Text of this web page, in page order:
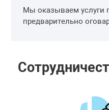
Мы оказываем услуги
предварительно